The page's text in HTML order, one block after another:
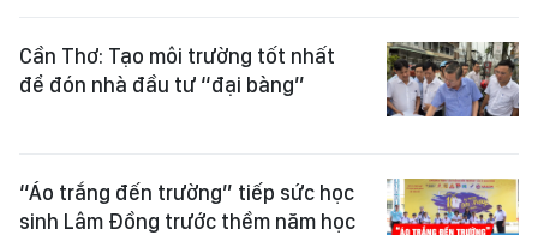
Cần Thơ: Tạo môi trường tốt nhất
để đón nhà đầu tư “đại bàng”
“Áo trắng đến trường” tiếp sức học
sinh Lâm Đồng trước thềm năm học